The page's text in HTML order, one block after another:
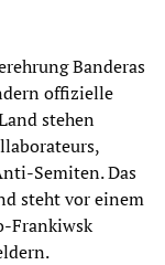
Banderas
offizielle
stehen
Semiten. Das
steht vor einem
Frankiwsk